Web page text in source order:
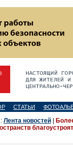
СТАТЬИ
Лента новостей